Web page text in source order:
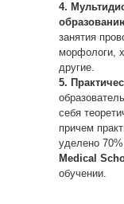
4.
занятия
морфологи,
другие.
5.
себя
причем
уделено
Medical
обучении.